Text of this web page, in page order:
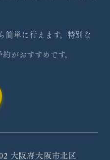
簡単に行えます。特別な
がおすすめです。
大阪府大阪市北区